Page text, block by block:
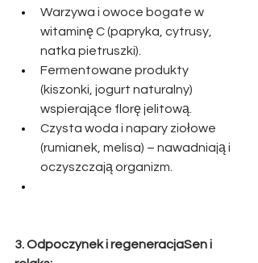
Warzywa i owoce bogate w
witaminę C (papryka, cytrusy,
natka pietruszki).
Fermentowane produkty
(kiszonki, jogurt naturalny)
wspierające florę jelitową.
Czysta woda i napary ziołowe
(rumianek, melisa) – nawadniają i
oczyszczają organizm.
3. Odpoczynek i regeneracjaSen i